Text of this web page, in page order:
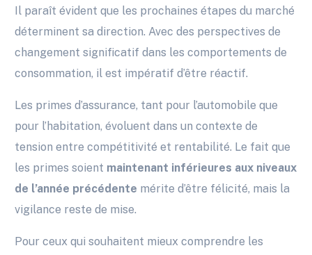
Il paraît évident que les prochaines étapes du marché
déterminent sa direction. Avec des perspectives de
changement significatif dans les comportements de
consommation, il est impératif d’être réactif.
Les primes d’assurance, tant pour l’automobile que
pour l’habitation, évoluent dans un contexte de
tension entre compétitivité et rentabilité. Le fait que
les primes soient maintenant inférieures aux niveaux
de l’année précédente mérite d’être félicité, mais la
vigilance reste de mise.
Pour ceux qui souhaitent mieux comprendre les